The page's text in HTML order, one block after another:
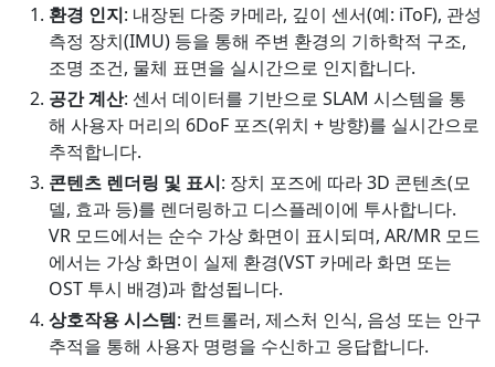
환경 인지: 내장된 다중 카메라, 깊이 센서(예: iToF), 관성
측정 장치(IMU) 등을 통해 주변 환경의 기하학적 구조,
조명 조건, 물체 표면을 실시간으로 인지합니다.
공간 계산: 센서 데이터를 기반으로 SLAM 시스템을 통
해 사용자 머리의 6DoF 포즈(위치 + 방향)를 실시간으로
추적합니다.
콘텐츠 렌더링 및 표시: 장치 포즈에 따라 3D 콘텐츠(모
델, 효과 등)를 렌더링하고 디스플레이에 투사합니다.
VR 모드에서는 순수 가상 화면이 표시되며, AR/MR 모드
에서는 가상 화면이 실제 환경(VST 카메라 화면 또는
OST 투시 배경)과 합성됩니다.
상호작용 시스템: 컨트롤러, 제스처 인식, 음성 또는 안구
추적을 통해 사용자 명령을 수신하고 응답합니다.